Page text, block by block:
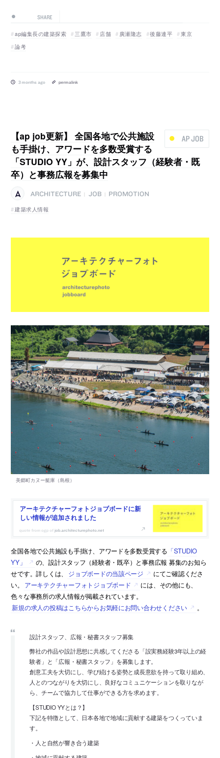
SHARE
ap編集長の建築探索 三鷹市 店舗 廣瀬隆志 後藤連平
東京
論考
3 months ago permalink
AP JOB
【ap job更新】 全国各地で公共施設
も手掛け、アワードを多数受賞する
「STUDIO YY」が、設計スタッフ（経験者・既
卒）と事務広報を募集中
ARCHITECTURE JOB
PROMOTION
建築求人情報
アーキテクチャーフォトジョブボードに新
しい情報が追加されました
job.architecturephoto.net
全国各地で公共施設も手掛け、アワードを多数受賞する 「STUDIO
YY」
の、設計スタッフ（経験者・既卒）と事務広報 募集のお知ら
せです。詳しくは、
ジョブボードの当該ページ
にてご確認くださ
い。
アーキテクチャーフォトジョブボード
には、その他にも、
色々な事務所の求人情報が掲載されています。
新規の求人の投稿はこちらからお気軽にお問い合わせください
。
設計スタッフ、広報・秘書スタッフ募集
弊社の作品や設計思想に共感してくださる「設実務経験3年以上の経
験者」と「広報・秘書スタッフ」を募集します。
創意工夫を大切にし、学び続ける姿勢と成長意欲を持って取り組め、
人とのつながりを大切にし、良好なコミュニケーションを取りなが
ら、チームで協力して仕事ができる方を求めます。
【STUDIO YYとは？】
下記を特徴として、日本各地で地域に貢献する建築をつくっていま
す。
・人と自然が響き合う建築